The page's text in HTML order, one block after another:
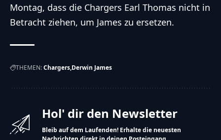
Montag, dass die Chargers Earl Thomas nicht in
Betracht ziehen, um James zu ersetzen.
THEMEN:Chargers Derwin James
Hol' dir den Newsletter
Bleib auf dem Laufenden! Erhalte die neuesten